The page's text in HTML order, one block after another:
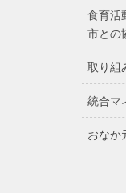
食育活
市との
取り組
統合マ
おなか